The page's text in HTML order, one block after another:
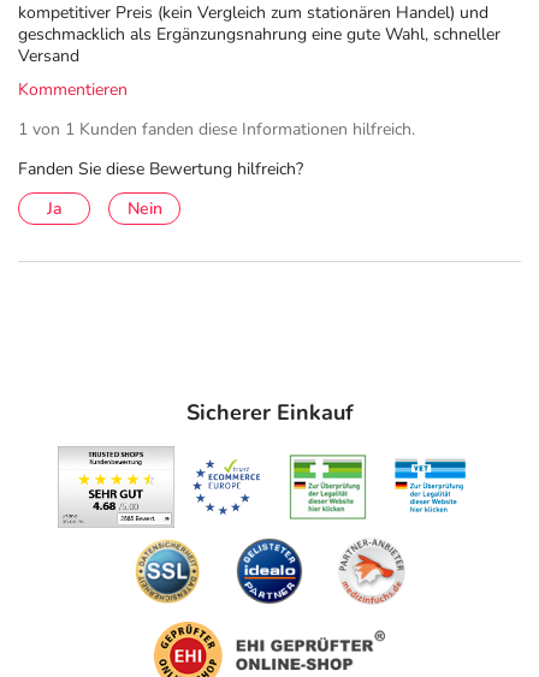
kompetitiver Preis (kein Vergleich zum stationären Handel) und
geschmacklich als Ergänzungsnahrung eine gute Wahl, schneller
Versand
Kommentieren
1 von 1 Kunden fanden diese Informationen hilfreich.
Fanden Sie diese Bewertung hilfreich?
Ja
Nein
Sicherer Einkauf